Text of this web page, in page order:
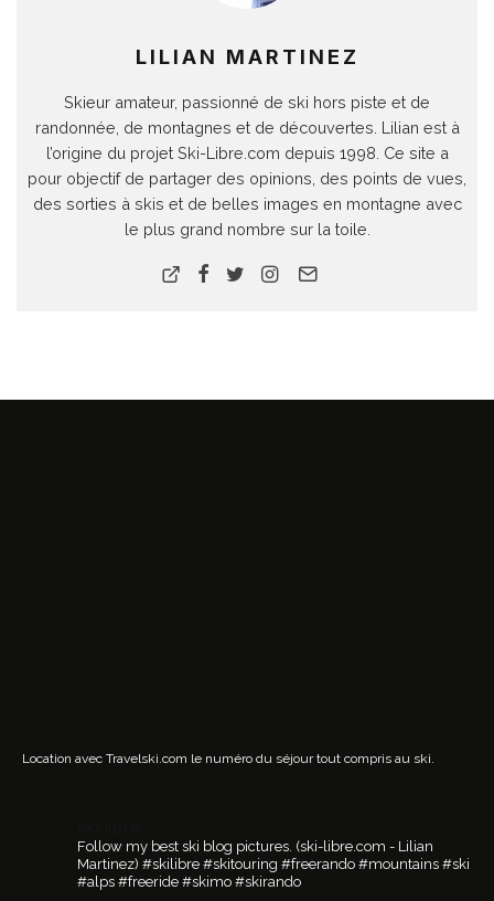
LILIAN MARTINEZ
Skieur amateur, passionné de ski hors piste et de
randonnée, de montagnes et de découvertes. Lilian est à
l’origine du projet Ski-Libre.com depuis 1998. Ce site a
pour objectif de partager des opinions, des points de vues,
des sorties à skis et de belles images en montagne avec
le plus grand nombre sur la toile.
Location avec Travelski.com le numéro du séjour tout compris au ski.
Follow my best ski blog pictures. (ski-libre.com - Lilian
Martinez) #skilibre #skitouring #freerando #mountains #ski
#alps #freeride #skimo #skirando